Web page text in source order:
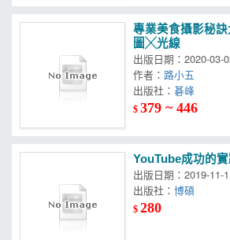
專業美食攝影秘
圖╳光線
出版日期：2020-03-
作者： 路小五
出版社：
$379 ~ 446
YouTube成功的
出版日期：2019-11-
出版社：博碩
$280